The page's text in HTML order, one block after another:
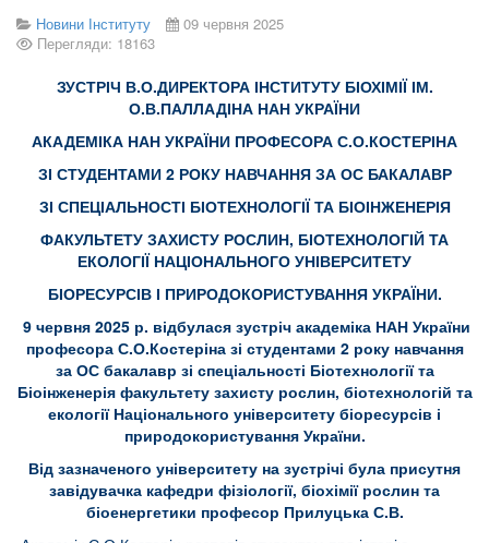
Новини Інституту
09 червня 2025
Перегляди: 18163
ЗУСТРІЧ В.О.ДИРЕКТОРА ІНСТИТУТУ БІОХІМІЇ ІМ.
О.В.ПАЛЛАДІНА НАН УКРАЇНИ
АКАДЕМІКА НАН УКРАЇНИ ПРОФЕСОРА С.О.КОСТЕРІНА
ЗІ СТУДЕНТАМИ 2 РОКУ НАВЧАННЯ ЗА ОС БАКАЛАВР
ЗІ СПЕЦІАЛЬНОСТІ БІОТЕХНОЛОГІЇ ТА БІОІНЖЕНЕРІЯ
ФАКУЛЬТЕТУ ЗАХИСТУ РОСЛИН, БІОТЕХНОЛОГІЙ ТА
ЕКОЛОГІЇ НАЦІОНАЛЬНОГО УНІВЕРСИТЕТУ
БІОРЕСУРСІВ І ПРИРОДОКОРИСТУВАННЯ УКРАЇНИ.
9 червня 2025 р. відбулася зустріч академіка НАН України
професора С.О.Костеріна зі студентами 2 року навчання
за ОС бакалавр зі спеціальності Біотехнології та
Біоінженерія факультету захисту рослин, біотехнологій та
екології Національного університету біоресурсів і
природокористування України.
Від зазначеного університету на зустрічі була присутня
завідувачка кафедри фізіології, біохімії рослин та
біоенергетики професор Прилуцька С.В.